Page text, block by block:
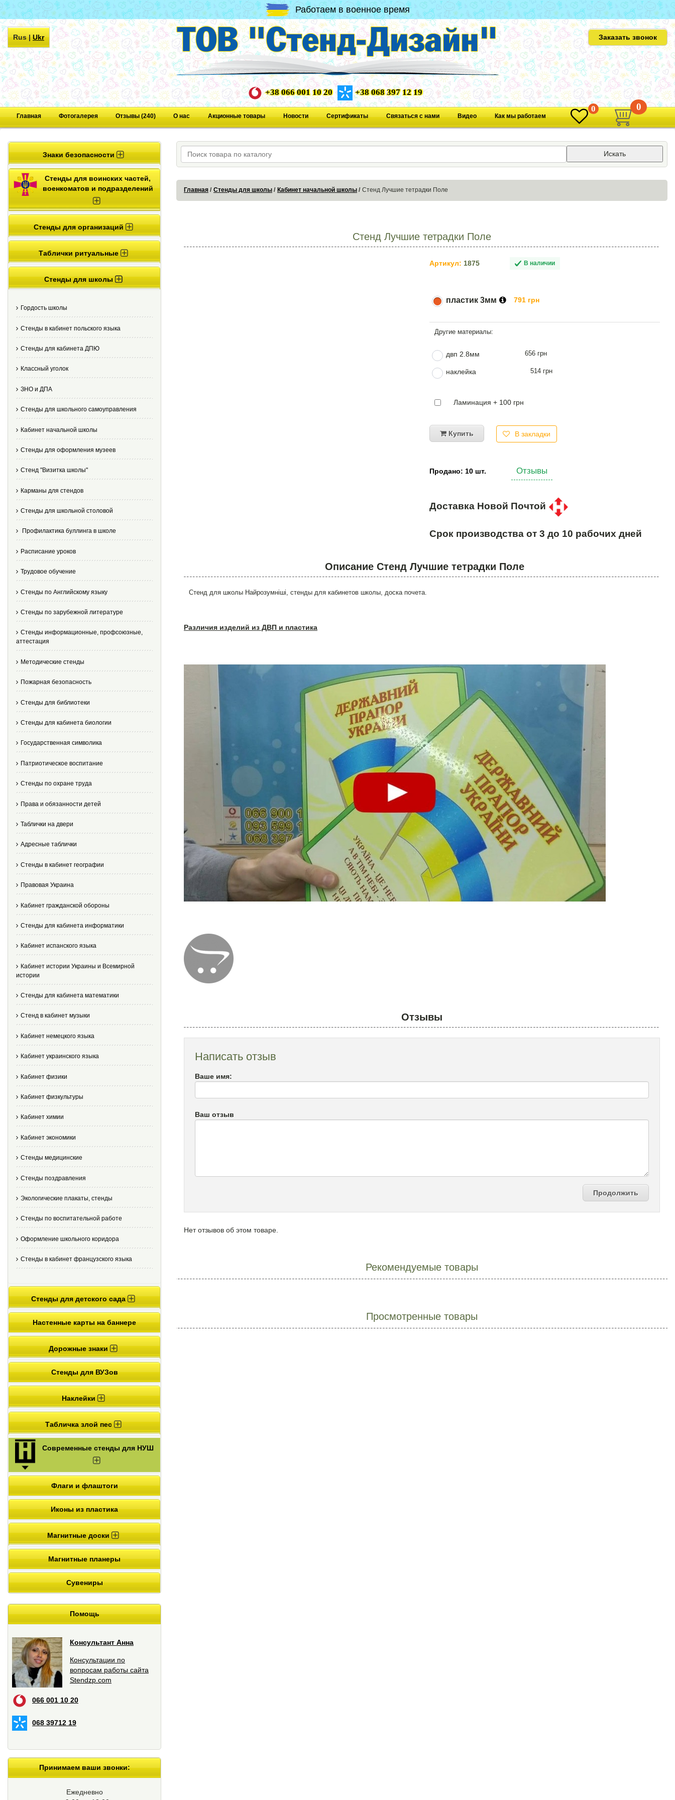
Работаем в военное время
Rus|Ukr Заказать звонок
+38 066 001 10 20 +38 068 397 12 19
Главная Фотогалерея Отзывы (240) О нас Акционные товары Новости Сертификаты Связаться с нами Видео Как мы работаем
0 0
Знаки безопасности
Стенды для воинских частей,
военкоматов и подразделений
Стенды для организаций
Таблички ритуальные
Стенды для школы
Гордость школы
Стенды в кабинет польского языка
Стенды для кабинета ДПЮ
Классный уголок
ЗНО и ДПА
Стенды для школьного самоуправления
Кабинет начальной школы
Стенды для оформления музеев
Стенд "Визитка школы"
Карманы для стендов
Стенды для школьной столовой
Профилактика буллинга в школе
Расписание уроков
Трудовое обучение
Стенды по Английскому языку
Стенды по зарубежной литературе
Стенды информационные, профсоюзные,
аттестация
Методические стенды
Пожарная безопасность
Стенды для библиотеки
Стенды для кабинета биологии
Государственная символика
Патриотическое воспитание
Стенды по охране труда
Права и обязанности детей
Таблички на двери
Адресные таблички
Стенды в кабинет географии
Правовая Украина
Кабинет гражданской обороны
Стенды для кабинета информатики
Кабинет испанского языка
Кабинет истории Украины и Всемирной
истории
Стенды для кабинета математики
Стенд в кабинет музыки
Кабинет немецкого языка
Кабинет украинского языка
Кабинет физики
Кабинет физкультуры
Кабинет химии
Кабинет экономики
Стенды медицинские
Стенды поздравления
Экологические плакаты, стенды
Стенды по воспитательной работе
Оформление школьного коридора
Стенды в кабинет французского языка
Стенды для детского сада
Настенные карты на баннере
Дорожные знаки
Стенды для ВУЗов
Наклейки
Табличка злой пес
Современные стенды для НУШ
Флаги и флаштоги
Иконы из пластика
Магнитные доски
Магнитные планеры
Сувениры
Помощь
Консультант Анна
Консультации по
вопросам работы сайта
Stendzp.com
066 001 10 20
068 39712 19
Принимаем ваши звонки:
Ежедневно
Искать
Главная Стенды для школы Кабинет начальной школы Стенд Лучшие тетрадки Поле
Стенд Лучшие тетрадки Поле
Артикул: 1875 В наличии
пластик 3мм 791 грн
двп 2.8мм 656 грн
наклейка 514 грн
Ламинация + 100 грн
Купить В закладки
Продано: 10 шт. Отзывы
Доставка Новой Почтой
Срок производства от 3 до 10 рабочих дней
Описание Стенд Лучшие тетрадки Поле
Стенд для школы Найрозумніші, стенды для кабинетов школы, доска почета.
Различия изделий из ДВП и пластика
Отзывы
Написать отзыв
Ваше имя:
Ваш отзыв
Продолжить
Нет отзывов об этом товаре.
Рекомендуемые товары
Просмотренные товары